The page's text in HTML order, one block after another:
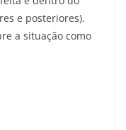
e posteriores).
a situação como